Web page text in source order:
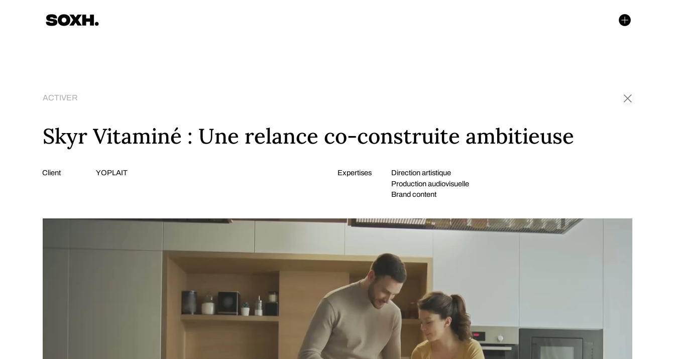
ACTIVER
Skyr Vitaminé : Une relance co-construite ambitieuse
Client YOPLAIT Expertises
Direction artistique
Production audiovisuelle
Brand content